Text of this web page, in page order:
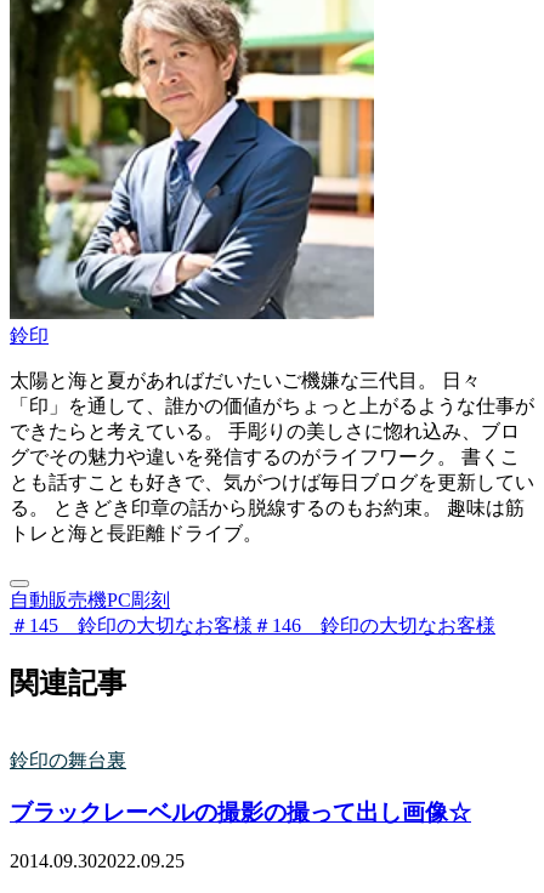
鈴印
太陽と海と夏があればだいたいご機嫌な三代目。 日々
「印」を通して、誰かの価値がちょっと上がるような仕事が
できたらと考えている。 手彫りの美しさに惚れ込み、ブロ
グでその魅力や違いを発信するのがライフワーク。 書くこ
とも話すことも好きで、気がつけば毎日ブログを更新してい
る。 ときどき印章の話から脱線するのもお約束。 趣味は筋
トレと海と長距離ドライブ。
自動販売機PC彫刻
＃145 鈴印の大切なお客様 ＃146 鈴印の大切なお客様
関連記事
鈴印の舞台裏
ブラックレーベルの撮影の撮って出し画像☆
2014.09.302022.09.25